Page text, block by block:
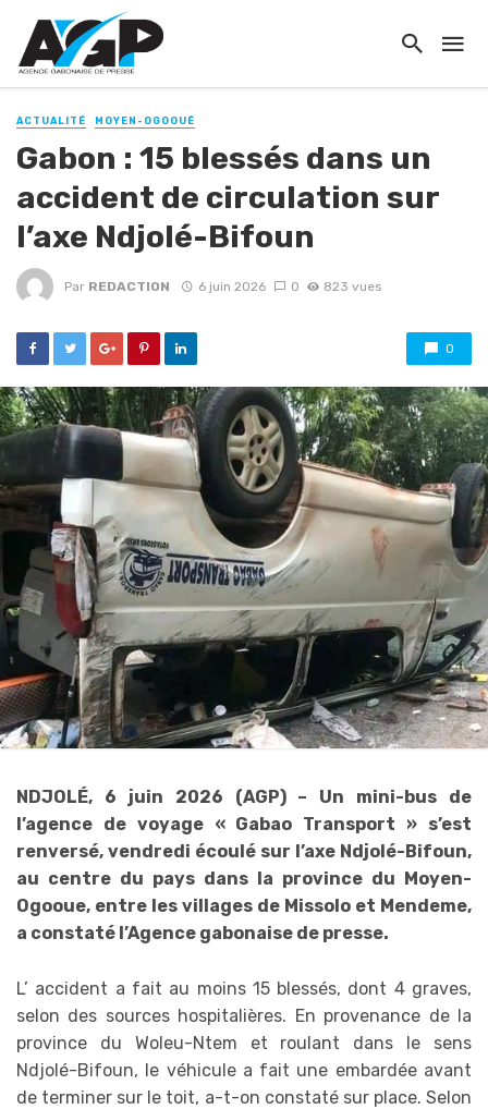
ACTUALITÉ MOYEN-OGOOUÉ
Gabon : 15 blessés dans un
accident de circulation sur
l’axe Ndjolé-Bifoun
Par REDACTION 6 juin 2026 0 823 vues
0
NDJOLÉ, 6 juin 2026 (AGP) – Un mini-bus de
l’agence de voyage « Gabao Transport » s’est
renversé, vendredi écoulé sur l’axe Ndjolé-Bifoun,
au centre du pays dans la province du Moyen-
Ogooue, entre les villages de Missolo et Mendeme,
a constaté l’Agence gabonaise de presse.
L’ accident a fait au moins 15 blessés, dont 4 graves,
selon des sources hospitalières. En provenance de la
province du Woleu-Ntem et roulant dans le sens
Ndjolé-Bifoun, le véhicule a fait une embardée avant
de terminer sur le toit, a-t-on constaté sur place. Selon